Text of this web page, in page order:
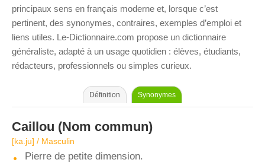
principaux sens en français moderne et, lorsque c’est
pertinent, des synonymes, contraires, exemples d’emploi et
liens utiles. Le-Dictionnaire.com propose un dictionnaire
généraliste, adapté à un usage quotidien : élèves, étudiants,
rédacteurs, professionnels ou simples curieux.
Définition Synonymes
Caillou (Nom commun)
[ka.ju] / Masculin
Pierre de petite dimension.